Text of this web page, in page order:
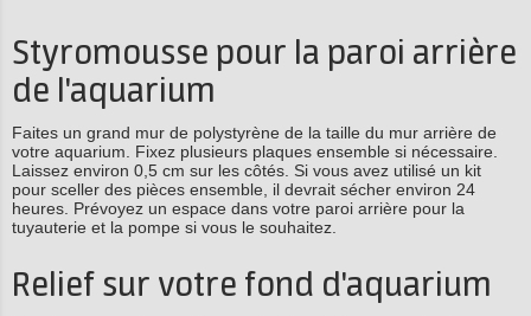
Styromousse pour la paroi arrière
de l'aquarium
Faites un grand mur de polystyrène de la taille du mur arrière de
votre aquarium. Fixez plusieurs plaques ensemble si nécessaire.
Laissez environ 0,5 cm sur les côtés. Si vous avez utilisé un kit
pour sceller des pièces ensemble, il devrait sécher environ 24
heures. Prévoyez un espace dans votre paroi arrière pour la
tuyauterie et la pompe si vous le souhaitez.
Relief sur votre fond d'aquarium